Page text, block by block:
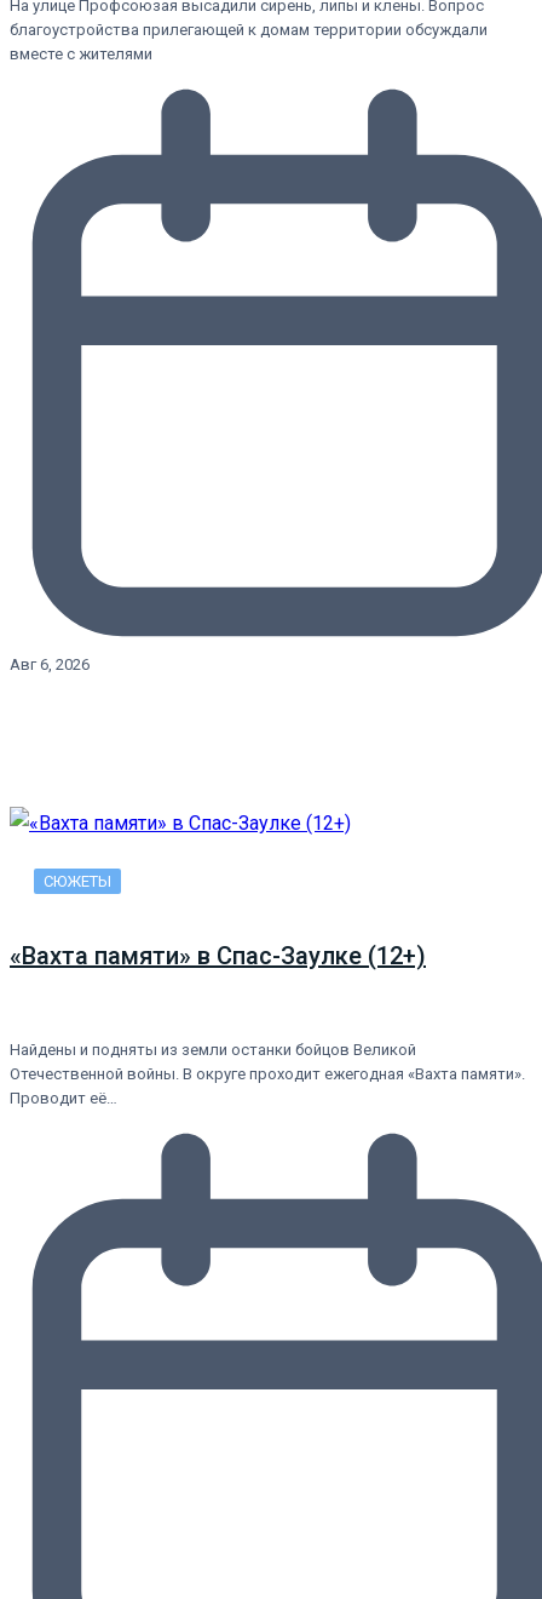
На улице Профсоюзая высадили сирень, липы и клены. Вопрос
благоустройства прилегающей к домам территории обсуждали
вместе с жителями
Авг 6, 2026
СЮЖЕТЫ
«Вахта памяти» в Спас-Заулке (12+)
Найдены и подняты из земли останки бойцов Великой
Отечественной войны. В округе проходит ежегодная «Вахта памяти».
Проводит её…